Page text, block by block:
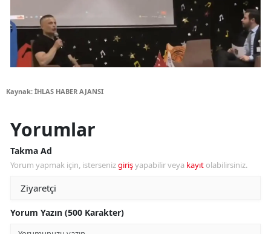
Kaynak: İHLAS HABER AJANSI
Yorumlar
Takma Ad
Yorum yapmak için, istersenizgirişyapabilir veya kayıt olabilirsiniz.
Yorum Yazın (500 Karakter)